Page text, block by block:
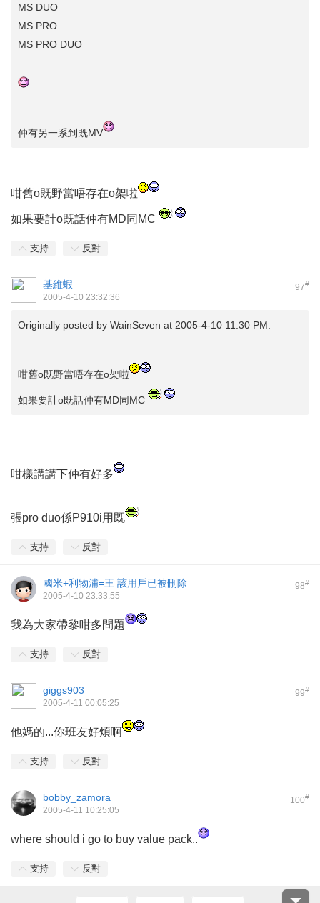
MS DUO
MS PRO
MS PRO DUO
仲有另一系到既MV
咁舊o既野當唔存在o架啦
如果要計o既話仲有MD同MC
支持 反對
97#
基維蝦
2005-4-10 23:32:36
Originally posted by WainSeven at 2005-4-10 11:30 PM:
咁舊o既野當唔存在o架啦
如果要計o既話仲有MD同MC
咁樣講講下仲有好多
張pro duo係P910i用既
支持 反對
98#
國米+利物浦=王 該用戶已被刪除
2005-4-10 23:33:55
我為大家帶黎咁多問題
支持 反對
99#
giggs903
2005-4-11 00:05:25
他媽的...你班友好煩啊
支持 反對
100#
bobby_zamora
2005-4-11 10:25:05
where should i go to buy value pack..
支持 反對